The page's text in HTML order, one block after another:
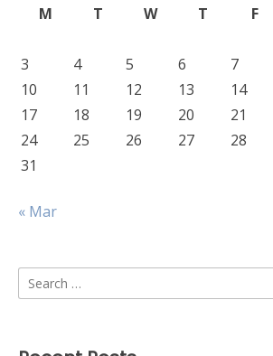
M
T W T F
3
4 5 6 7
10
11 12 13 14
17
18 19 20 21
24
25 26 27 28
31
« Mar
Search
for: